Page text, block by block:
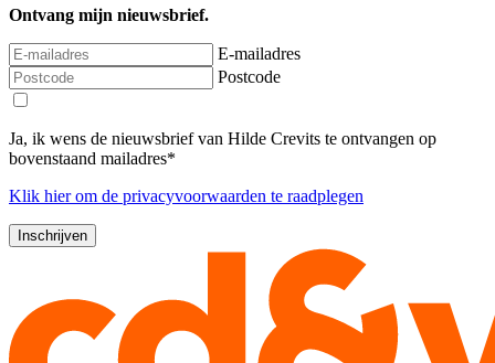
Ontvang mijn nieuwsbrief.
E-mailadres
Postcode
Ja, ik wens de nieuwsbrief van Hilde Crevits te ontvangen op
bovenstaand mailadres*
Klik hierom de privacyvoorwaarden te raadplegen